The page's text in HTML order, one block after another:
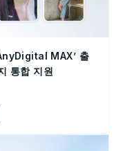
MAX’ 출
통합 지원